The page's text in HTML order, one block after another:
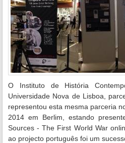
O Instituto de História
Universidade Nova de Lisboa,
representou esta mesma parceria
2014 em Berlim, estando
Sources - The First World War
ao projecto português foi um